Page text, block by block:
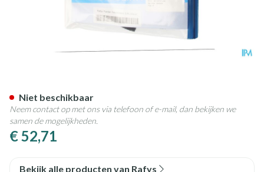
€ 52,71
Niet beschikbaar
Neem contact op met ons via telefoon of e-mail, dan bekijken we
samen de mogelijkheden.
Bekijk alle producten van Rafys